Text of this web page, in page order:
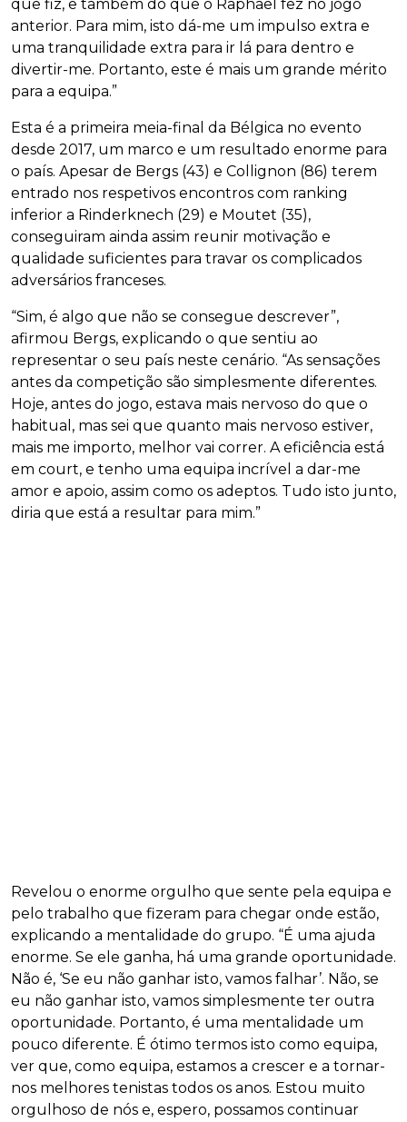
que fiz, e também do que o Raphael fez no jogo
anterior. Para mim, isto dá-me um impulso extra e
uma tranquilidade extra para ir lá para dentro e
divertir-me. Portanto, este é mais um grande mérito
para a equipa.”
Esta é a primeira meia-final da Bélgica no evento
desde 2017, um marco e um resultado enorme para
o país. Apesar de Bergs (43) e Collignon (86) terem
entrado nos respetivos encontros com ranking
inferior a Rinderknech (29) e Moutet (35),
conseguiram ainda assim reunir motivação e
qualidade suficientes para travar os complicados
adversários franceses.
“Sim, é algo que não se consegue descrever”,
afirmou Bergs, explicando o que sentiu ao
representar o seu país neste cenário. “As sensações
antes da competição são simplesmente diferentes.
Hoje, antes do jogo, estava mais nervoso do que o
habitual, mas sei que quanto mais nervoso estiver,
mais me importo, melhor vai correr. A eficiência está
em court, e tenho uma equipa incrível a dar-me
amor e apoio, assim como os adeptos. Tudo isto junto,
diria que está a resultar para mim.”
Revelou o enorme orgulho que sente pela equipa e
pelo trabalho que fizeram para chegar onde estão,
explicando a mentalidade do grupo. “É uma ajuda
enorme. Se ele ganha, há uma grande oportunidade.
Não é, ‘Se eu não ganhar isto, vamos falhar’. Não, se
eu não ganhar isto, vamos simplesmente ter outra
oportunidade. Portanto, é uma mentalidade um
pouco diferente. É ótimo termos isto como equipa,
ver que, como equipa, estamos a crescer e a tornar-
nos melhores tenistas todos os anos. Estou muito
orgulhoso de nós e, espero, possamos continuar